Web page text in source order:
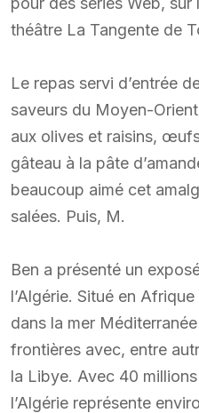
théâtre La Tangente de
Le repas servi d’entrée
saveurs du Moyen-
aux olives et raisins,
gâteau à la pâte
beaucoup aimé cet
salées. Puis, M.
Ben a présenté un
l’Algérie. Situé en
dans la mer
frontières avec, entre
la Libye. Avec 40
l’Algérie représente